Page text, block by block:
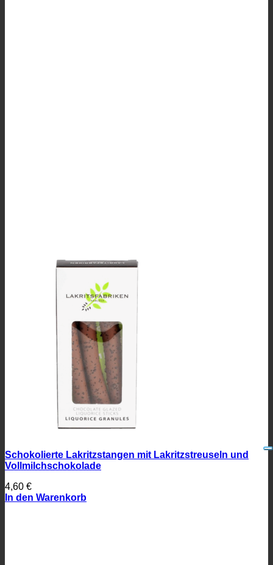
Schokolierte Lakritzstangen mit Lakritzstreuseln und
Vollmilchschokolade
4,60 €
In den Warenkorb